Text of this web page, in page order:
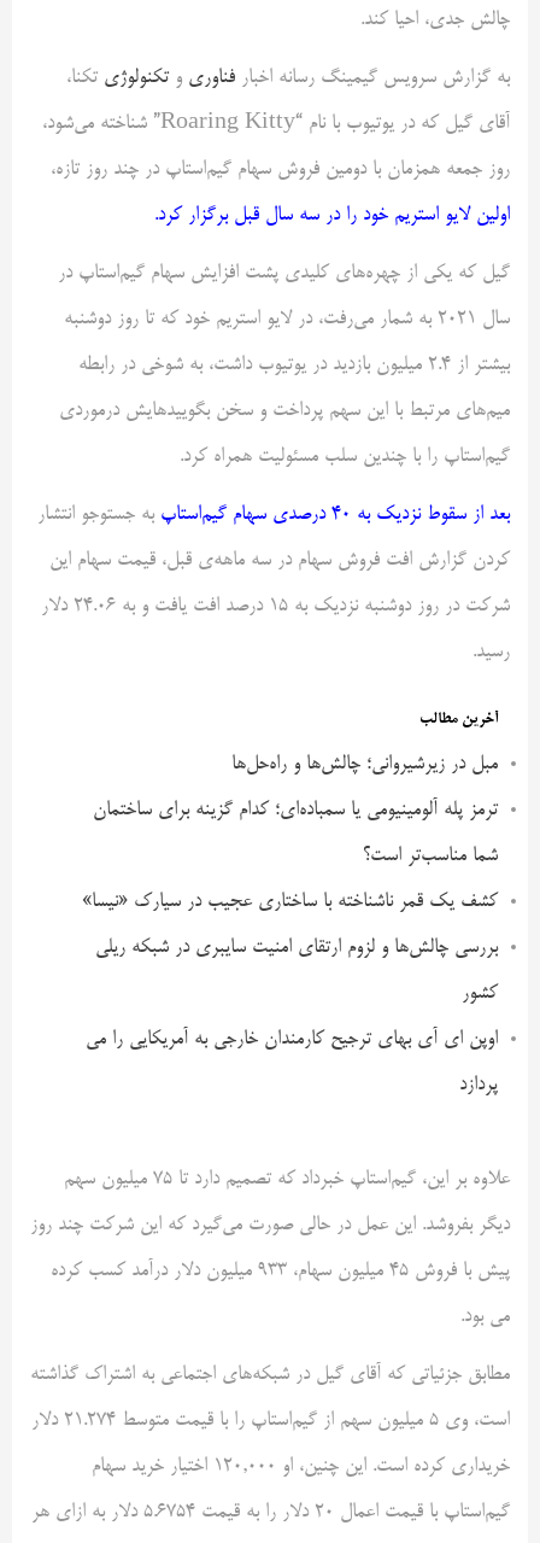
چالش جدی، احیا کند.
به گزارش سرویس گیمینگ رسانه اخبار فناوری وتکنولوژی تکنا،
آقای گیل که در یوتیوب با نام “Roaring Kitty” شناخته می‌شود،
روز جمعه همزمان با دومین فروش سهام گیم‌استاپ در چند روز تازه،
اولین لایو استریم خود را در سه سال قبل برگزار کرد.
گیل که یکی از چهره‌های کلیدی پشت افزایش سهام گیم‌استاپ در
سال ۲۰۲۱ به شمار می‌رفت، در لایو استریم خود که تا روز دوشنبه
بیشتر از 2.4 میلیون بازدید در یوتیوب داشت، به شوخی در رابطه
میم‌های مرتبط با این سهم پرداخت و سخن بگویید‌هایش درمورد‌ی
گیم‌استاپ را با چندین سلب مسئولیت همراه کرد.
بعد از سقوط نزدیک به 40 درصدی سهام گیم‌استاپ
به جستوجو انتشار
کردن گزارش افت فروش سهام در سه ماهه‌ی قبل، قیمت سهام این
شرکت در روز دوشنبه نزدیک به 15 درصد افت یافت و به 24.06 دلار
رسید.
آخرین مطالب
مبل در زیرشیروانی؛ چالش‌ها و راه‌حل‌ها
ترمز پله آلومینیومی یا سمباده‌ای؛ کدام گزینه برای ساختمان
شما مناسب‌تر است؟
کشف یک قمر ناشناخته با ساختاری عجیب در سیارک «نیسا»
بررسی چالش‌ها و لزوم ارتقای امنیت سایبری در شبکه ریلی
کشور
اوپن ای آی بهای ترجیح کارمندان خارجی به آمریکایی را می
پردازد
علاوه بر این، گیم‌استاپ خبرداد که تصمیم دارد تا 75 میلیون سهم
دیگر بفروشد. این عمل در حالی صورت می‌گیرد که این شرکت چند روز
پیش با فروش 45 میلیون سهام، 933 میلیون دلار درآمد کسب کرده
می بود.
مطابق جزئیاتی که آقای گیل در شبکه‌های اجتماعی به اشتراک گذاشته
است، وی 5 میلیون سهم از گیم‌استاپ را با قیمت متوسط 21.274 دلار
خریداری کرده است. این چنین، او 120,000 اختیار خرید سهام
گیم‌استاپ با قیمت اعمال 20 دلار را به قیمت 5.6754 دلار به ازای هر